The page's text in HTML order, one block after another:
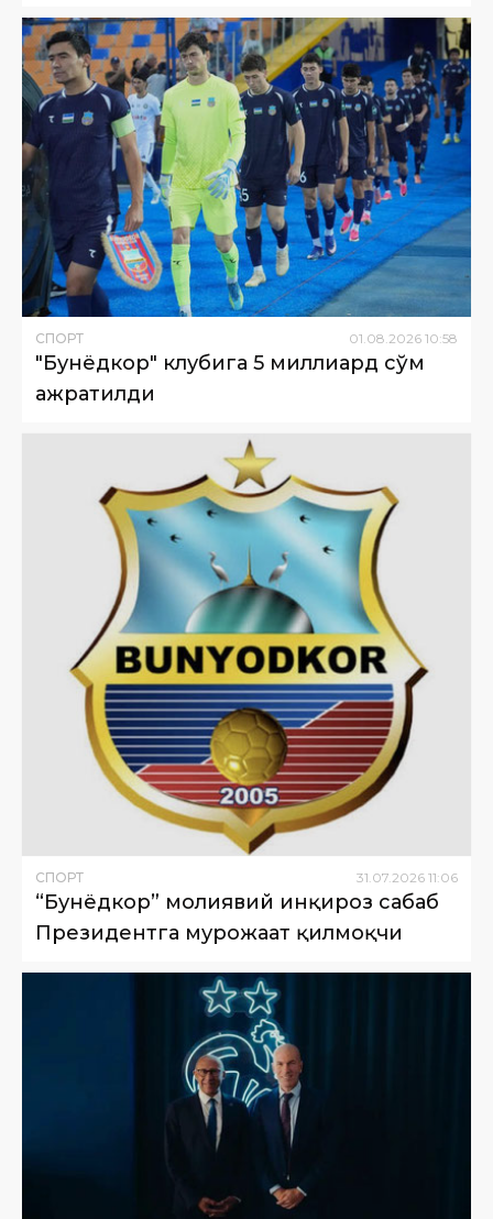
СПОРТ 01 08 2026 10:58
"Бунёдкор" клубига 5 миллиард сўм
ажратилди
СПОРТ 31.07.2026 11:06
“Бунёдкор” молиявий инқироз сабаб
Президентга мурожаат қилмоқчи